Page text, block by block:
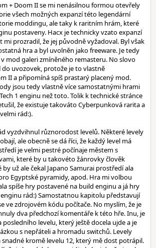
+ Doom II se mi nenásilnou formou otevřely
všech možných expanzí této legendární
moddingu, ale taky k raritním hrám, které
postaveny. Hacx je technicky vzato expanzí
mi prozradil, že jej původně vyžadoval. Byl však
hra a byl uvolněn jako freeware. Je tedy
mod galeri zmíněného remasteru. No slovo
do uvozovek, protože je to vlastně
II a připomíná spíš prastarý placený mod.
jsou tedy vlastně více samostatnými hrami
1 enginu než toto. Tolik k technické stránce
že existuje takováto Cyberpunková rarita a
rád:).
vyzdvihnul různorodost levelů. Některé levely
ale obecně se dá říci, že každý level má
je velmi pestré počínaje městem s
které by u takovéto žánrovky člověk
už ale čekal Japano Samurai prostředí ala
Egyptské pyramidy, apod. Hra mi volbou
spíše hry postavené na build enginu a já hry
rád:) Samostatnou kapitolu představují
ve zdrojovém kódu počítače. No myslím, že je
dva předchozí komentáře k této hře. Inu, je
levelu, který ještě docela ujde a je
s nepřáteli a hromadu switchů. Levely
snadné kromě levelu 12, který mě dost potrápil.